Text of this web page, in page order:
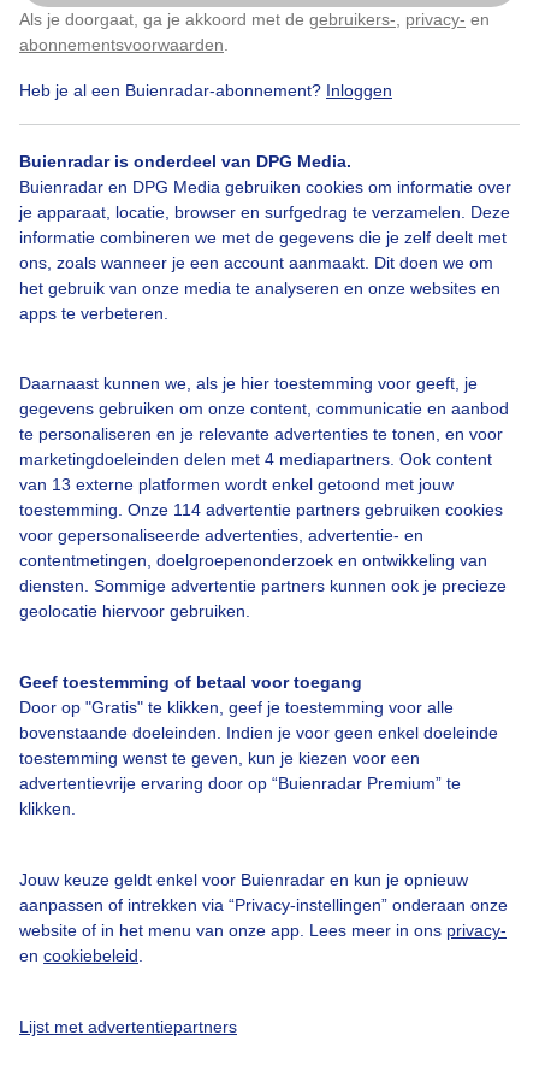
Als je doorgaat, ga je akkoord met de gebruikers- privacy- en
abonnementsvoorwaarden
Heb je al een Buienradar-abonnement? Inloggen
Buienradar is onderdeel van DPG Media.
Buienradar en DPG Media gebruiken cookies om informatie over
je apparaat, locatie, browser en surfgedrag te verzamelen. Deze
informatie combineren we met de gegevens die je zelf deelt met
ons, zoals wanneer je een account aanmaakt. Dit doen we om
het gebruik van onze media te analyseren en onze websites en
apps te verbeteren.
Daarnaast kunnen we, als je hier toestemming voor geeft, je
gegevens gebruiken om onze content, communicatie en aanbod
te personaliseren en je relevante advertenties te tonen, en voor
marketingdoeleinden delen met 4 mediapartners. Ook content
van 13 externe platformen wordt enkel getoond met jouw
toestemming. Onze 114 advertentie partners gebruiken cookies
voor gepersonaliseerde advertenties, advertentie- en
contentmetingen, doelgroepenonderzoek en ontwikkeling van
diensten. Sommige advertentie partners kunnen ook je precieze
geolocatie hiervoor gebruiken.
Geef toestemming of betaal voor toegang
Door op "Gratis" te klikken, geef je toestemming voor alle
bovenstaande doeleinden. Indien je voor geen enkel doeleinde
toestemming wenst te geven, kun je kiezen voor een
advertentievrije ervaring door op “Buienradar Premium” te
klikken.
Jouw keuze geldt enkel voor Buienradar en kun je opnieuw
aanpassen of intrekken via “Privacy-instellingen” onderaan onze
website of in het menu van onze app. Lees meer in ons privacy-
en cookiebeleid
Lijst met advertentiepartners
Door: Ellen Moes Gemaakt: 08-04-2026, 39x bekeken
Lente Zon Zonsopkomst
Bekijk slideshow
Een moment geduld aub...
Over Buienradar
Bedrijfsgegevens
Veelgestelde vragen
Contact
Toegankelijkheid
Adverteren
Buienradar Team
Privacy beleid
Klik hierom dit aan te passen